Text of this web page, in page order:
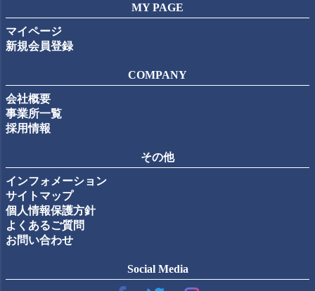
MY PAGE
マイページ
新規会員登録
COMPANY
会社概要
事業所一覧
採用情報
その他
インフォメーション
サイトマップ
個人情報保護方針
よくあるご質問
お問い合わせ
Social Media